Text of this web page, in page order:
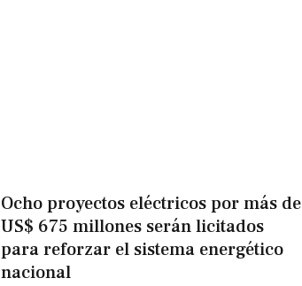
Ocho proyectos eléctricos por más de
US$ 675 millones serán licitados
para reforzar el sistema energético
nacional